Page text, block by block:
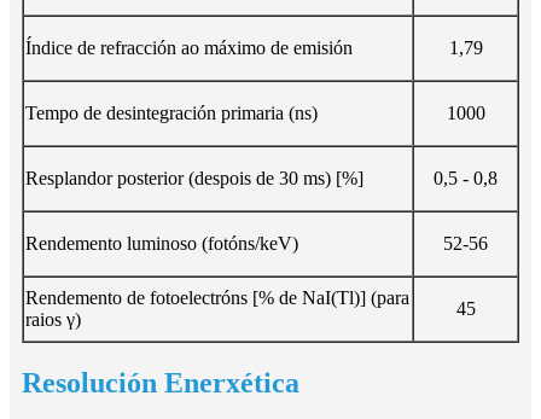
Índice de refracción ao máximo de emisión 1,79
Tempo de desintegración primaria (ns) 1000
Resplandor posterior (despois de 30 ms) [%] 0,5 - 0,8
Rendemento luminoso (fotóns/keV) 52-56
Rendemento de fotoelectróns [% de NaI(Tl)] (para
raios γ)
45
Resolución Enerxética